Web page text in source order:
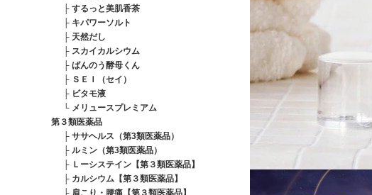
├ するっと美肌香茶
├ キパワーソルト
├ 天然だし
├ スカイカルシウム
├ ばんのう酵母くん
├ ＳＥＩ（セイ）
├ ビタモ液
└ メリュースプレミアム
第３類医薬品
├ ササヘルス（第3類医薬品）
├ ルミン（第3類医薬品）
├ Ｌーシステイン【第３類医薬品】
├ カルシウム【第３類医薬品】
├ 肩こり・腰痛【第３類医薬品】